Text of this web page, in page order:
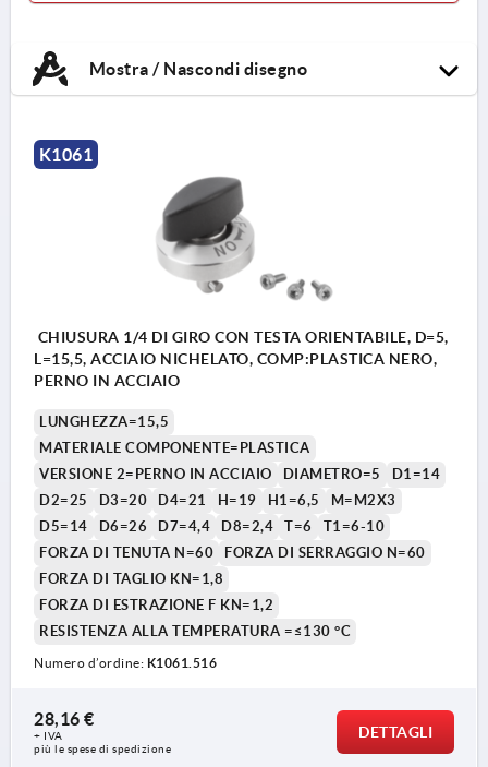
Mostra / Nascondi disegno
1) Possibilità di montaggio 1
3) Piastra
K1061
CHIUSURA 1/4 DI GIRO CON TESTA ORIENTABILE, D=5,
L=15,5, ACCIAIO NICHELATO, COMP:PLASTICA NERO,
PERNO IN ACCIAIO
LUNGHEZZA=15,5
MATERIALE COMPONENTE=PLASTICA
VERSIONE 2=PERNO IN ACCIAIO
DIAMETRO=5
D1=14
D2=25
D3=20 D4=21 H=19 H1=6,5
M=M2X3
D5=14
D6=26 D7=4,4 D8=2,4 T=6
T1=6-10
FORZA DI TENUTA N=60
FORZA DI SERRAGGIO N=60
FORZA DI TAGLIO KN=1,8
FORZA DI ESTRAZIONE F KN=1,2
RESISTENZA ALLA TEMPERATURA =≤130 °C
Numero d’ordine: K1061.516
28,16 €
+ IVA
più le spese di spedizione
DETTAGLI